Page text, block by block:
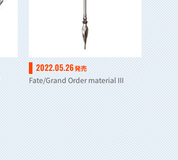
2022.05.26発売
Fate/Grand Order material III